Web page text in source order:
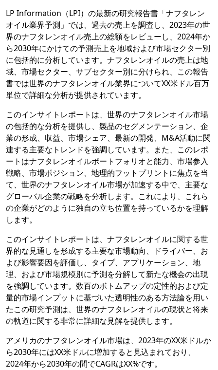
LP Information（LPI）の最新の研究報告書「ナフタレン
オイル業界予測」では、過去の売上を調査し、2023年の世
界のナフタレンオイル売上の総額をレビューし、2024年か
ら2030年にかけての予測売上を地域および市場セクター別
に包括的に分析しています。ナフタレンオイルの売上は地
域、市場セクター、サブセクター別に分けられ、この報告
書では世界のナフタレンオイル業界についてXX米ドル百万
単位で詳細な分析が提供されています。
このインサイトレポートは、世界のナフタレンオイル市場
の包括的な分析を提供し、製品のセグメンテーション、企
業の形成、収益、市場シェア、最新の開発、M&A活動に関
連する主要なトレンドを強調しています。また、このレポ
ートはナフタレンオイルポートフォリオと能力、市場参入
戦略、市場ポジション、地理的フットプリントに焦点を当
て、世界のナフタレンオイル市場が加速する中で、主要な
グローバル企業の戦略を分析します。これにより、これら
の企業がどのように独自の立ち位置を持っているかを理解
します。
このインサイトレポートは、ナフタレンオイルに関する世
界的な見通しを形成する主要な市場動向、ドライバー、お
よび影響要因を評価し、タイプ、アプリケーション、地
理、および市場規模別に予測を分解して新たな機会の出現
を強調しています。数百のボトムアップの定性的および定
量的市場インプットに基づいた透明性のある方法論を用い
たこの研究予測は、世界のナフタレンオイルの現状と将来
の軌道に関する非常に詳細な見解を提供します。
アメリカのナフタレンオイル市場は、2023年のXX米ドルか
ら2030年にはXX米ドルに増加すると見込まれており、
2024年から2030年の間でCAGRはXX%です。